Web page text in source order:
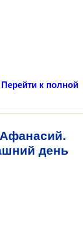
Перейти к полной
день